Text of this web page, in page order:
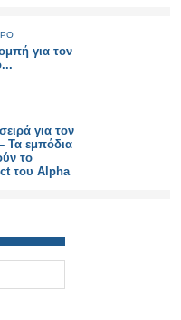
για τον
για τον
Τα εμπόδια
το
του Alpha